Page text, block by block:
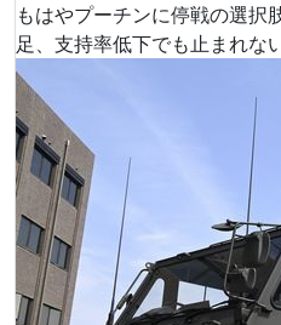
もはやプーチンに停戦の選
足、支持率低下でも止まれな